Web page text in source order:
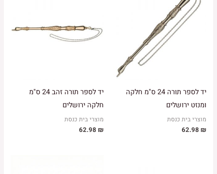
יד לספר תורה 24 ס"מ חלקה
ומנזט ירושלים
מוצרי בית כנסת
62.98 ₪
יד לספר תורה זהב 24 ס"מ
חלקה ירושלים
מוצרי בית כנסת
62.98 ₪